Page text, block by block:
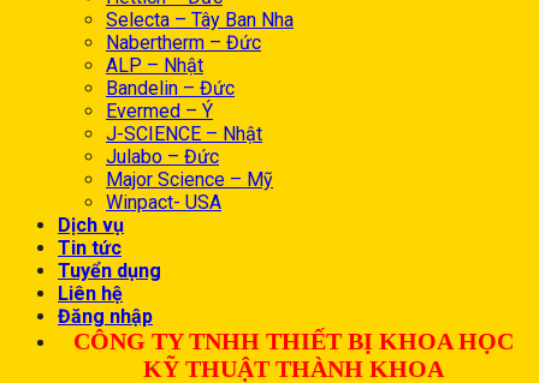
Selecta – Tây Ban Nha
Nabertherm – Đức
ALP – Nhật
Bandelin – Đức
Evermed – Ý
J-SCIENCE – Nhật
Julabo – Đức
Major Science – Mỹ
Winpact- USA
Dịch vụ
Tin tức
Tuyển dụng
Liên hệ
Đăng nhập
CÔNG TY TNHH THIẾT BỊ KHOA HỌC
KỸ THUẬT THÀNH KHOA